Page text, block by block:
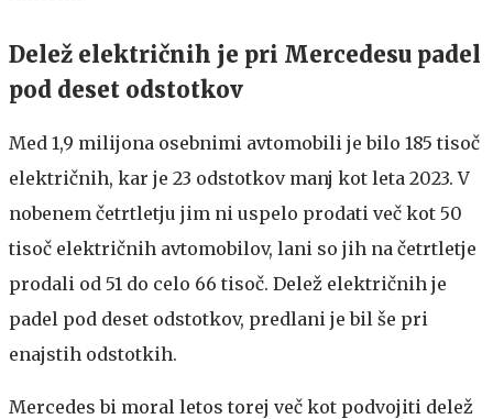
Delež električnih je pri Mercedesu padel
pod deset odstotkov
Med 1,9 milijona osebnimi avtomobili je bilo 185 tisoč
električnih, kar je 23 odstotkov manj kot leta 2023. V
nobenem četrtletju jim ni uspelo prodati več kot 50
tisoč električnih avtomobilov, lani so jih na četrtletje
prodali od 51 do celo 66 tisoč. Delež električnih je
padel pod deset odstotkov, predlani je bil še pri
enajstih odstotkih.
Mercedes bi moral letos torej več kot podvojiti delež